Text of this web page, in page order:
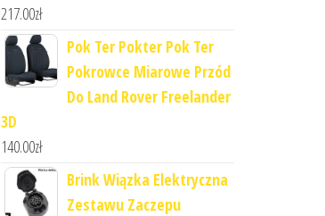
217.00zł
Pok Ter Pokter Pok Ter
Pokrowce Miarowe Przód
Do Land Rover Freelander
3D
140.00zł
Brink Wiązka Elektryczna
Zestawu Zaczepu